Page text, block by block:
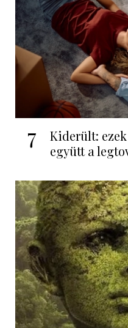
7
Kiderült:
együtt a